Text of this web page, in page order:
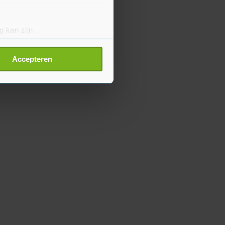
kan zijn
detailgedeelte
cookiepagina kun je
Accepteren